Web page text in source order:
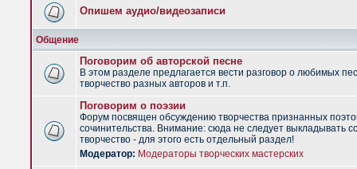
Опишем аудио/видеозаписи
Общение
Поговорим об авторской песне
В этом разделе предлагается вести разговор о любимых
творчество разных авторов и т.п.
Поговорим о поэзии
Форум посвящен обсуждению творчества признанных
сочинительства. Внимание: сюда не следует выкладывать
творчество - для этого есть отдельный раздел!
Модератор: Модераторы творческих мастерских